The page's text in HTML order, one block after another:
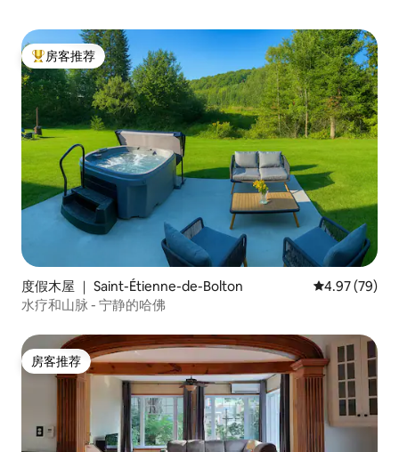
热门「房客推荐」
房客推荐
度假木屋 ｜ Saint-Étienne-de-Bolton 平均评分
4.97 (79)
水疗和山脉 - 宁静的哈佛
房客推荐
房客推荐